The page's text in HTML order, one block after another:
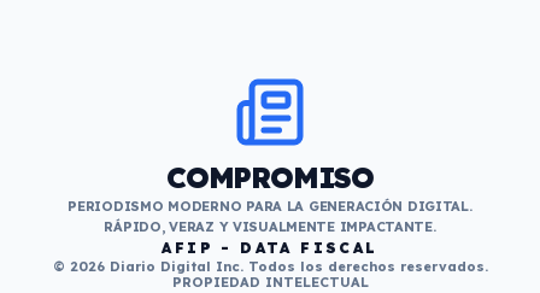
COMPROMISO
PERIODISMO MODERNO PARA LA GENERACIÓN DIGITAL.
RÁPIDO, VERAZ Y VISUALMENTE IMPACTANTE.
AFIP - DATA FISCAL
© 2026 Diario Digital Inc. Todos los derechos reservados.
PROPIEDAD INTELECTUAL